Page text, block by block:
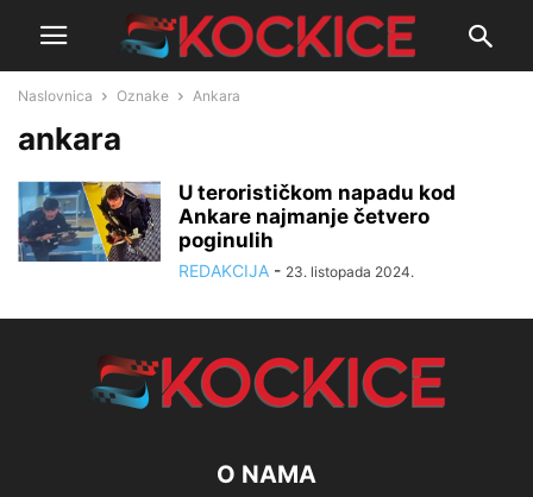
Naslovnica Oznake Ankara
ankara
U terorističkom napadu kod
Ankare najmanje četvero
poginulih
REDAKCIJA - 23. listopada 2024.
O NAMA